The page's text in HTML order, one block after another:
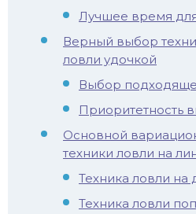
Лучшее время
Верный выбор
ловли удочкой
Выбор
Приоритетность
Основной
техники ловли на
Техника ловли на
Техника ловли